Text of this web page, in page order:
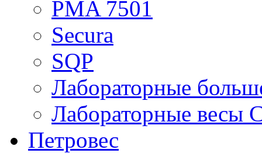
PMA 7501
Secura
SQP
Лабораторные
Лабораторные весы
Петровес